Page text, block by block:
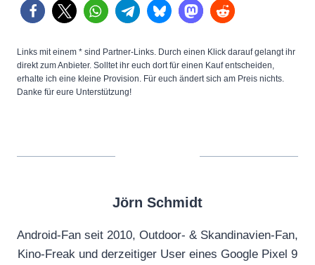
Links mit einem * sind Partner-Links. Durch einen Klick darauf gelangt ihr
direkt zum Anbieter. Solltet ihr euch dort für einen Kauf entscheiden,
erhalte ich eine kleine Provision. Für euch ändert sich am Preis nichts.
Danke für eure Unterstützung!
Jörn Schmidt
Android-Fan seit 2010, Outdoor- & Skandinavien-Fan,
Kino-Freak und derzeitiger User eines Google Pixel 9